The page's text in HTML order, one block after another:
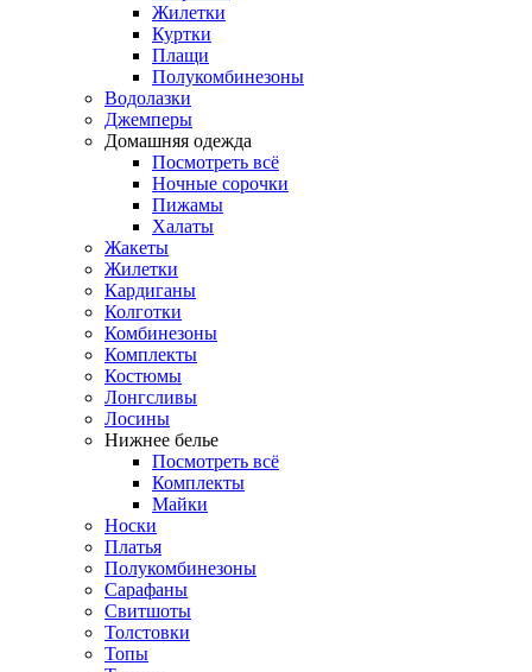
Жилетки
Куртки
Плащи
Полукомбинезоны
Водолазки
Джемперы
Домашняя одежда
Посмотреть всё
Ночные сорочки
Пижамы
Халаты
Жакеты
Жилетки
Кардиганы
Колготки
Комбинезоны
Комплекты
Костюмы
Лонгсливы
Лосины
Нижнее белье
Посмотреть всё
Комплекты
Майки
Носки
Платья
Полукомбинезоны
Сарафаны
Свитшоты
Толстовки
Топы